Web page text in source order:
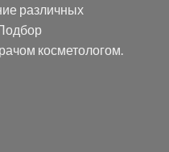
различных
косметологом.